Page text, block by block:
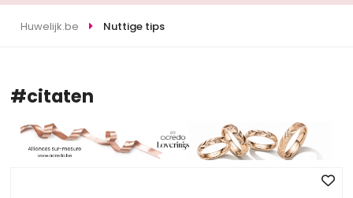
Huwelijk.be Nuttige tips
#citaten